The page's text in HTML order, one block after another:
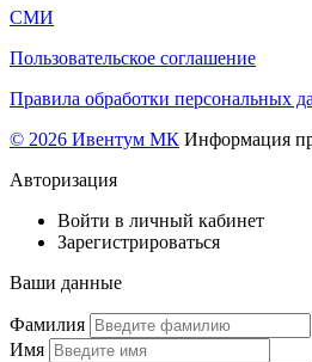
СМИ
Пользовательское соглашение
Правила обработки персональных
© 2026 Ивентум МК Информация
Авторизация
Войти в личный кабинет
Зарегистрироваться
Ваши данные
Фамилия
Имя